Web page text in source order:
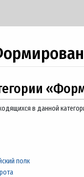
в данной
полк